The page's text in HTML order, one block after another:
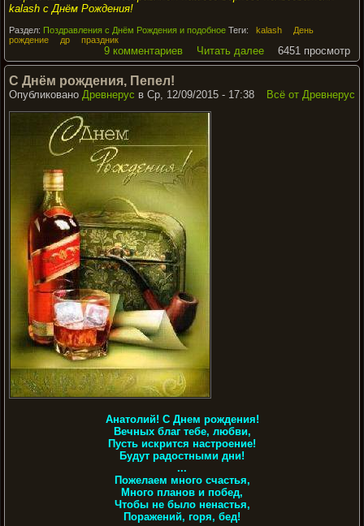
kalash с Днём Рождения!
Раздел: Поздравления с Днём Рождения и подобное Теги: kalash
День
рождение
др праздник
9 комментариев Читать далее 6451 просмотр
С Днём рождения, Пепел!
Всё от Древнерус
Опубликовано Древнерус в Ср, 12/09/2015 - 17:38
Анатолий! С Днем рождения!
Вечных благ тебе, любви,
Пусть искрится настроение!
Будут радостными дни!
...
Пожелаем много счастья,
Много планов и побед,
Чтобы не было ненастья,
Поражений, горя, бед!